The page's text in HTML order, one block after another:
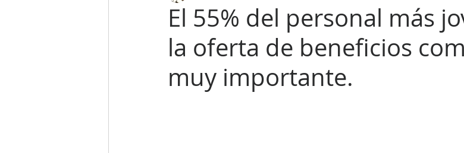
Productividad Inteligencia Artificial Fintech APIs Interoperabilidad
Programa de Bienestar Financiero
El 55% del personal más
la oferta de beneficios
muy importante.